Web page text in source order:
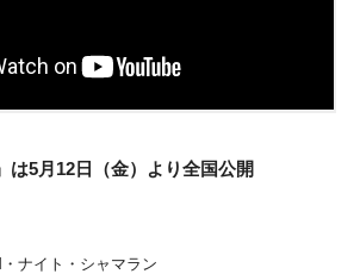
は5月12日（金）より全国公開
ナイト・シャマラン